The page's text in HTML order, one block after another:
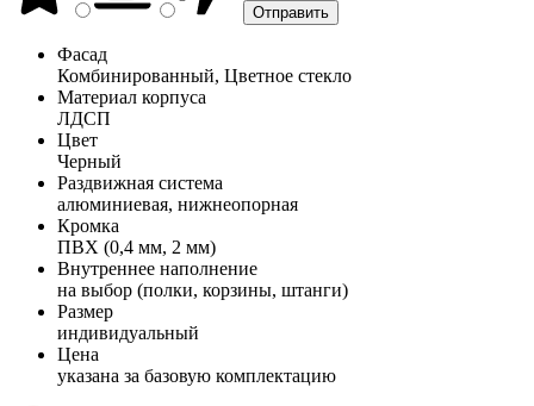
Фасад
Комбинированный, Цветное стекло
Материал корпуса
ЛДСП
Цвет
Черный
Раздвижная система
алюминиевая, нижнеопорная
Кромка
ПВХ (0,4 мм, 2 мм)
Внутреннее наполнение
на выбор (полки, корзины, штанги)
Размер
индивидуальный
Цена
указана за базовую комплектацию